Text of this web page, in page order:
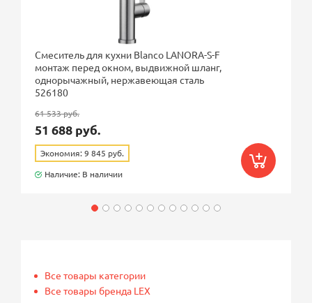
Смеситель для кухни Blanco LANORA-S-F
монтаж перед окном, выдвижной шланг,
однорычажный, нержавеющая сталь
526180
61 533 руб.
51 688 руб.
Экономия: 9 845 руб.
Наличие: В наличии
Все товары категории
Все товары бренда LEX